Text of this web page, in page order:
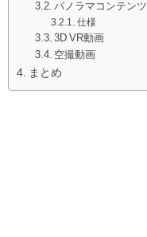
パノラマコンテンツ
仕様
3D VR動画
空撮動画
まとめ